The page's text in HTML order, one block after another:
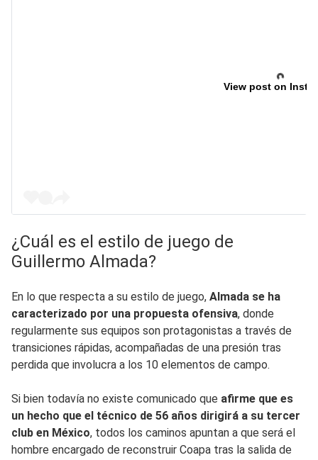
View post on
¿Cuál es el estilo de juego de
Guillermo Almada?
En lo que respecta a su estilo de juego, Almada se ha
caracterizado por una propuesta ofensiva, donde
regularmente sus equipos son protagonistas a través de
transiciones rápidas, acompañadas de una presión tras
perdida que involucra a los 10 elementos de campo.
Si bien todavía no existe comunicado que afirme que es
un hecho que el técnico de 56 años dirigirá a su tercer
club en México, todos los caminos apuntan a que será el
hombre encargado de reconstruir Coapa tras la salida de